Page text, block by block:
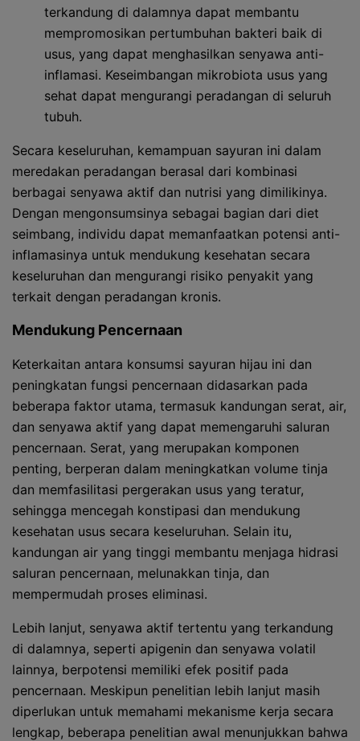
terkandung di dalamnya dapat membantu
mempromosikan pertumbuhan bakteri baik di
usus, yang dapat menghasilkan senyawa anti-
inflamasi. Keseimbangan mikrobiota usus yang
sehat dapat mengurangi peradangan di seluruh
tubuh.
Secara keseluruhan, kemampuan sayuran ini dalam
meredakan peradangan berasal dari kombinasi
berbagai senyawa aktif dan nutrisi yang dimilikinya.
Dengan mengonsumsinya sebagai bagian dari diet
seimbang, individu dapat memanfaatkan potensi anti-
inflamasinya untuk mendukung kesehatan secara
keseluruhan dan mengurangi risiko penyakit yang
terkait dengan peradangan kronis.
Mendukung Pencernaan
Keterkaitan antara konsumsi sayuran hijau ini dan
peningkatan fungsi pencernaan didasarkan pada
beberapa faktor utama, termasuk kandungan serat, air,
dan senyawa aktif yang dapat memengaruhi saluran
pencernaan. Serat, yang merupakan komponen
penting, berperan dalam meningkatkan volume tinja
dan memfasilitasi pergerakan usus yang teratur,
sehingga mencegah konstipasi dan mendukung
kesehatan usus secara keseluruhan. Selain itu,
kandungan air yang tinggi membantu menjaga hidrasi
saluran pencernaan, melunakkan tinja, dan
mempermudah proses eliminasi.
Lebih lanjut, senyawa aktif tertentu yang terkandung
di dalamnya, seperti apigenin dan senyawa volatil
lainnya, berpotensi memiliki efek positif pada
pencernaan. Meskipun penelitian lebih lanjut masih
diperlukan untuk memahami mekanisme kerja secara
lengkap, beberapa penelitian awal menunjukkan bahwa